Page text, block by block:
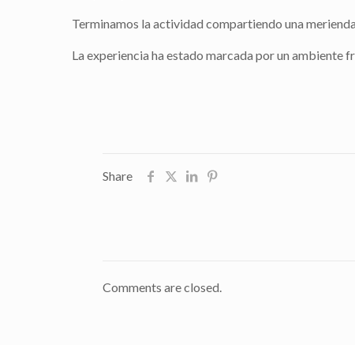
Terminamos la actividad compartiendo una
La experiencia ha estado marcada por un ambiente
Share
Comments are closed.